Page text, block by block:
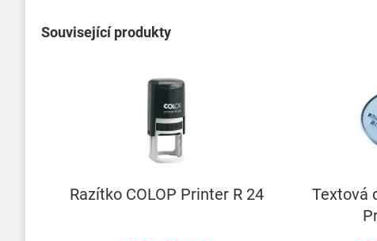
Související produkty
Razítko COLOP Printer R 24
Textová